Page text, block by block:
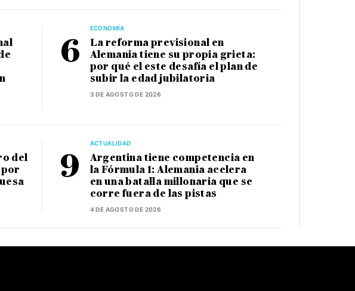
ECONOMÍA
La reforma previsional en
Alemania tiene su propia grieta:
por qué el este desafía el plan de
subir la edad jubilatoria
3 DE AGOSTO DE 2026
del
por
ACTUALIDAD
Argentina tiene competencia en
la Fórmula 1: Alemania acelera
en una batalla millonaria que se
corre fuera de las pistas
4 DE AGOSTO DE 2026